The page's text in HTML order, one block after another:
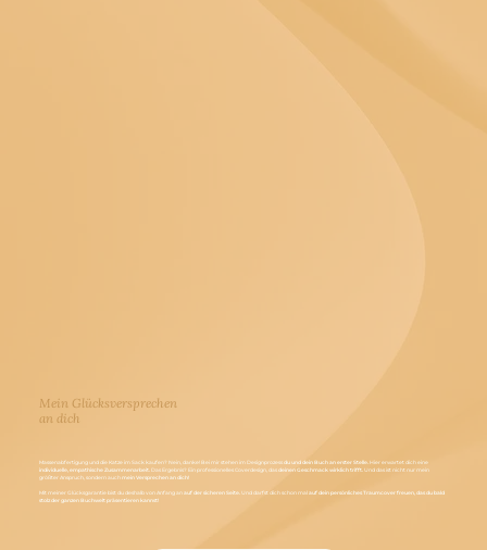
Mein Glücksversprechen
an dich
Massenabfertigung und die Katze im Sack kaufen? Nein, danke! Bei mir stehen im Designprozessdu und dein Buch an erster Stelle. Hier erwartet dich eine
individuelle, empathische Zusammenarbeit. Das Ergebnis? Ein professionelles Coverdesign, dasdeinen Geschmack wirklich trifft. Und das ist nicht nur mein
größter Anspruch, sondern auchmein Versprechen an dich!
Mit meiner Glücksgarantie bist du deshalb von Anfang anauf der sicheren Seite. Und darfst dich schon malauf dein persönliches Traumcover freuen, das du bald
stolz der ganzen Buchwelt präsentieren kannst!